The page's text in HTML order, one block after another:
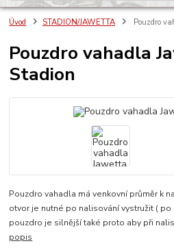
Úvod STADION/JAWETTA Pouzdro
Pouzdro vahadla
Stadion
Pouzdro vahadla má venkovní průměr k
otvor je nutné po nalisování vystružit (
pouzdro je silnější také proto aby při
popis